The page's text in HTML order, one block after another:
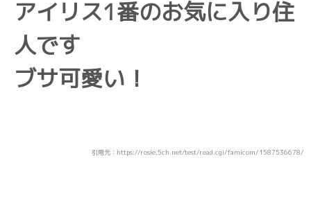
アイリス1番のお気に入り住
人です
ブサ可愛い！
引用元：https://rosie.5ch.net/test/read.cgi/famicom/1587536678/